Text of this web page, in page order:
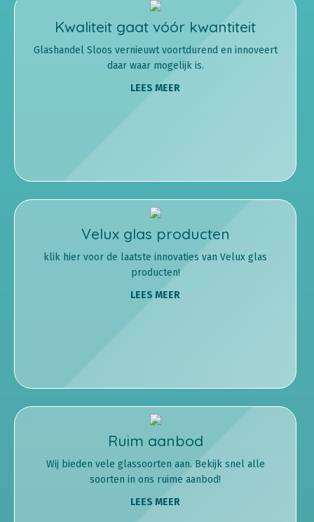
Kwaliteit gaat vóór kwantiteit
Glashandel Sloos vernieuwt voortdurend en innoveert
daar waar mogelijk is.
LEES MEER
Velux glas producten
klik hier voor de laatste innovaties van Velux glas
producten!
LEES MEER
Ruim aanbod
Wij bieden vele glassoorten aan. Bekijk snel alle
soorten in ons ruime aanbod!
LEES MEER